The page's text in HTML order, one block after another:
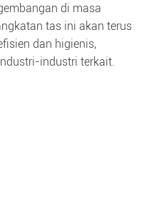
di masa
tas ini akan terus
dan higienis,
industri terkait.